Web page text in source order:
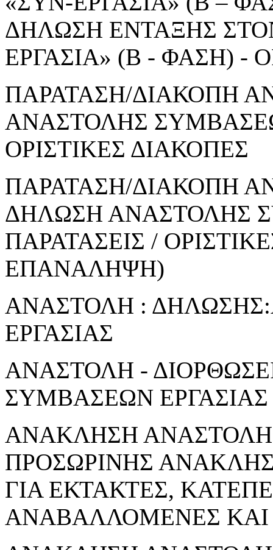
ΔΗΛΩΣΗ ΕΝΤΑΞΗΣ
ΕΡΓΑΣΙΑ» (Β - ΦΑΣΗ)
ΠΑΡΑΤΑΣΗ/ΔΙΑΚΟΠΗ
ΑΝΑΣΤΟΛΗΣ
ΟΡΙΣΤΙΚΕΣ ΔΙΑΚΟΠΕΣ
ΠΑΡΑΤΑΣΗ/ΔΙΑΚΟΠΗ
ΔΗΛΩΣΗ ΑΝΑΣΤΟΛΗΣ
ΠΑΡΑΤΑΣΕΙΣ /
ΕΠΑΝΑΛΗΨΗ)
ΑΝΑΣΤΟΛΗ :
ΕΡΓΑΣΙΑΣ
ΑΝΑΣΤΟΛΗ -
ΣΥΜΒΑΣΕΩΝ
ΑΝΑΚΛΗΣΗ
ΠΡΟΣΩΡΙΝΗΣ
ΓΙΑ ΕΚΤΑΚΤΕΣ,
ΑΝΑΒΑΛΛΟΜΕΝΕΣ ΚΑΙ